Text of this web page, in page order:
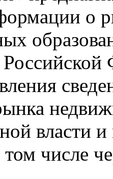
о
власти
числе